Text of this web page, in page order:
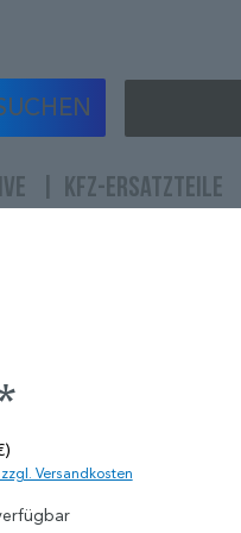
KFZ-ERSATZTEILE
Versandkosten